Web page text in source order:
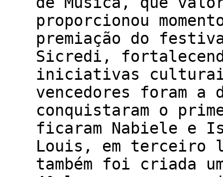
proporcionou
premiação do
Sicredi,
iniciativas
vencedores foram a
conquistaram o
ficaram Nabiele e
Louis, em terceiro
também foi criada